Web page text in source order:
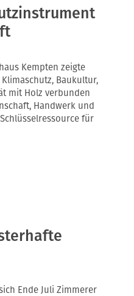
Kempten zeigte
Baukultur,
mit Holz verbunden
Handwerk und
für
Ende Juli Zimmerer